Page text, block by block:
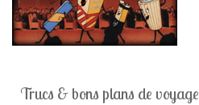
Trucs & bons plans de voyage